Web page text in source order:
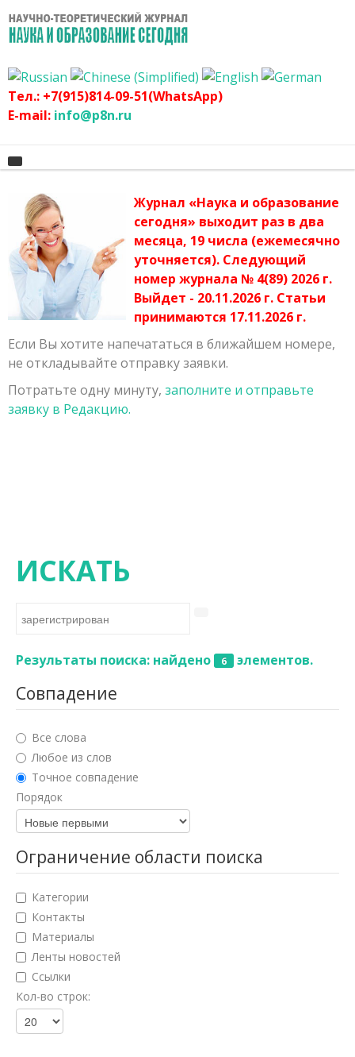
Тел.: +7(915)814-09-51(WhatsApp)
E-mail: info@p8n.ru
Главная
Архив журнала
Сертификат
Публикационная этика журнала
Политика журнала
Порядок рецензирования рукописей, поступивших в
редакцию
О журнале
График
Оргвзнос
Наши авторы
Физико-математические науки
Химические науки
Исторические науки
Философские науки
Филологические науки
Географические науки
Педагогические науки
Медицинские науки
Фармацевтические науки
Искусствоведение
Архитектура
Психологические науки
Социологические науки
Политические науки
Культурология
Заявка на публикацию
Контакты
Журнал «Наука и образование
сегодня» выходит раз в два
месяца, 19 числа (ежемесячно
уточняется). Следующий
номер журнала № 4(89) 2026 г.
Выйдет - 20.11.2026 г. Статьи
принимаются 17.11.2026 г.
Если Вы хотите напечататься в ближайшем номере,
не откладывайте отправку заявки.
Потратьте одну минуту, заполните и отправьте
заявку в Редакцию.
ИСКАТЬ
Результаты поиска: найдено 6 элементов.
Совпадение
Все слова
Любое из слов
Точное совпадение
Порядок
Ограничение области поиска
Категории
Контакты
Материалы
Ленты новостей
Ссылки
Кол-во строк: